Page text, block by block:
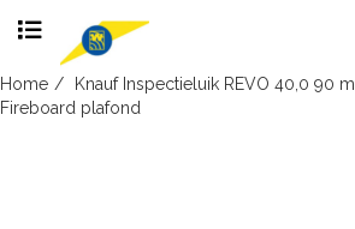
Skip
to
Home
Knauf Inspectieluik REVO 40,0 90
Fireboard plafond